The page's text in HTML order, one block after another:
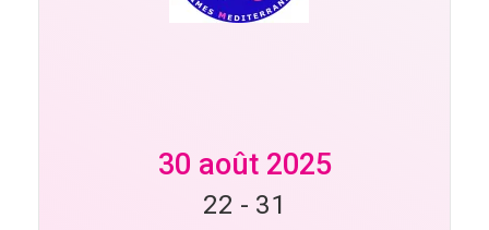
30 août 2025
22 - 31